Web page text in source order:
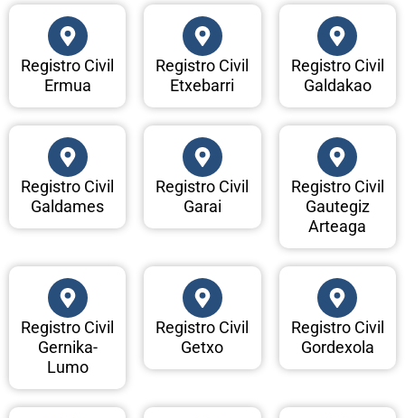
Registro Civil
Ermua
Registro Civil
Etxebarri
Registro Civil
Galdakao
Registro Civil
Galdames
Registro Civil
Garai
Registro Civil
Gautegiz
Arteaga
Registro Civil
Gernika-
Lumo
Registro Civil
Getxo
Registro Civil
Gordexola